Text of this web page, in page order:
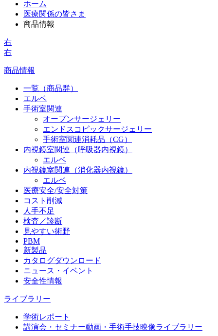
ホーム
医療関係の皆さま
商品情報
右
右
商品情報
一覧（商品群）
エルベ
手術室関連
オープンサージェリー
エンドスコピックサージェリー
手術室関連消耗品（CG）
内視鏡室関連（呼吸器内視鏡）
エルベ
内視鏡室関連（消化器内視鏡）
エルベ
医療安全/安全対策
コスト削減
人手不足
検査／診断
見やすい術野
PBM
新製品
カタログダウンロード
ニュース・イベント
安全性情報
ライブラリー
学術レポート
講演会・セミナー動画・手術手技映像ライブラリー